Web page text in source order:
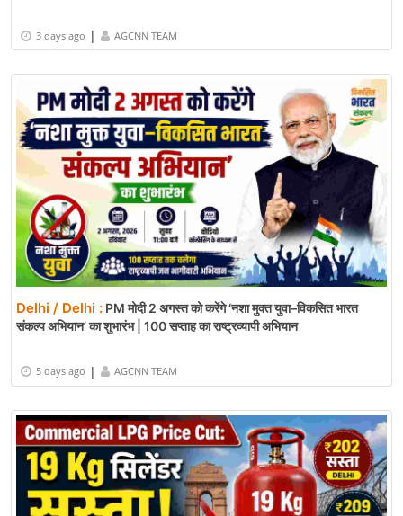
3 days ago | AGCNN TEAM
Delhi / Delhi : PM मोदी 2 अगस्त को करेंगे ‘नशा मुक्त युवा–विकसित भारत
संकल्प अभियान’ का शुभारंभ | 100 सप्ताह का राष्ट्रव्यापी अभियान
5 days ago | AGCNN TEAM